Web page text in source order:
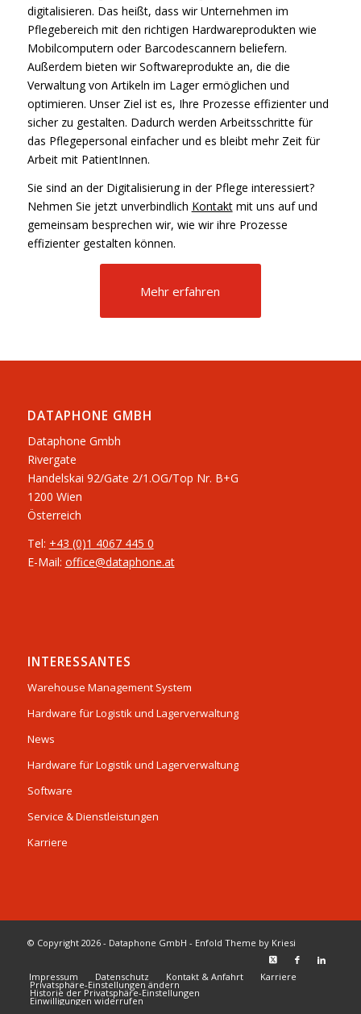
digitalisieren. Das heißt, dass wir Unternehmen im
Pflegebereich mit den richtigen Hardwareprodukten wie
Mobilcomputern oder Barcodescannern beliefern.
Außerdem bieten wir Softwareprodukte an, die die
Verwaltung von Artikeln im Lager ermöglichen und
optimieren. Unser Ziel ist es, Ihre Prozesse effizienter und
sicher zu gestalten. Dadurch werden Arbeitsschritte für
das Pflegepersonal einfacher und es bleibt mehr Zeit für
Arbeit mit PatientInnen.
Sie sind an der Digitalisierung in der Pflege interessiert?
Nehmen Sie jetzt unverbindlich Kontaktmit uns auf und
gemeinsam besprechen wir, wie wir ihre Prozesse
effizienter gestalten können.
Mehr erfahren
DATAPHONE GMBH
Dataphone Gmbh
Rivergate
​Handelskai 92/Gate 2/1.OG/Top Nr. B+G
1200 Wien
Österreich
Tel: +43 (0)1 4067 445 0
E-Mail: office@dataphone.at
INTERESSANTES
Warehouse Management System
Hardware für Logistik und Lagerverwaltung
News
Hardware für Logistik und Lagerverwaltung
Software
Service & Dienstleistungen
Karriere
© Copyright 2026 - Dataphone GmbH - Enfold Theme by Kriesi
Impressum Datenschutz Kontakt & Anfahrt Karriere
Privatsphäre-Einstellungen ändern
Historie der Privatsphäre-Einstellungen
Einwilligungen widerrufen